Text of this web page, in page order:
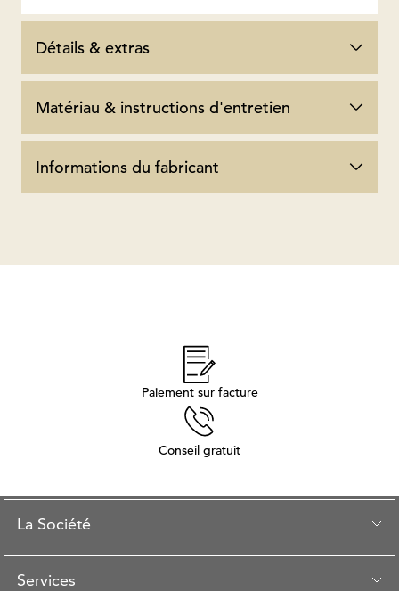
Détails & extras
Matériau & instructions d'entretien
Informations du fabricant
Paiement sur facture
Conseil gratuit
La Société
Services